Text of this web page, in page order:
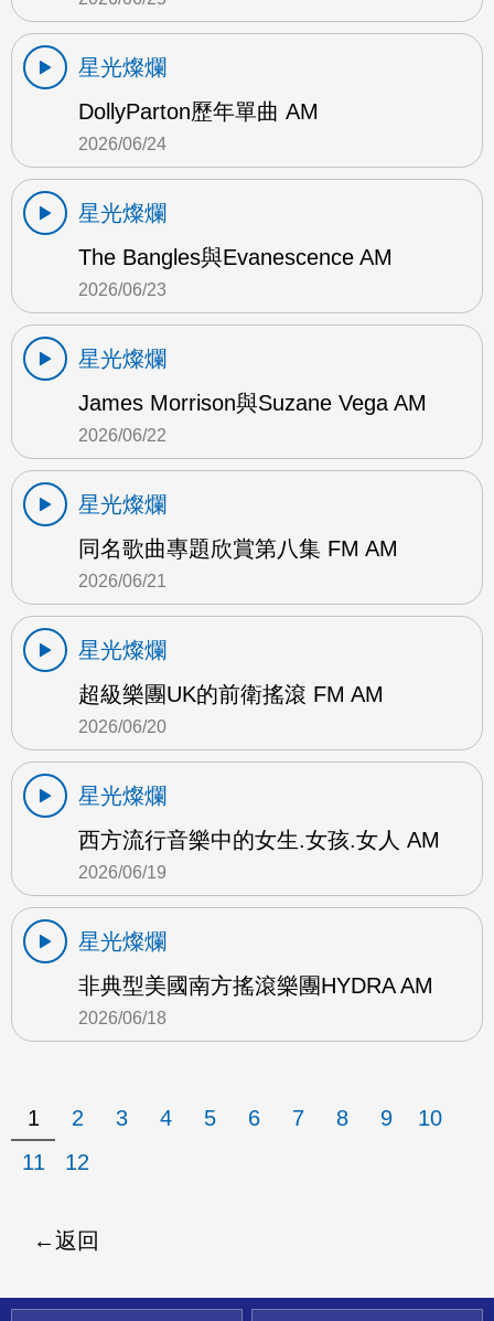
星光燦爛
DollyParton歷年單曲 AM
2026/06/24
星光燦爛
The Bangles與Evanescence AM
2026/06/23
星光燦爛
James Morrison與Suzane Vega AM
2026/06/22
星光燦爛
同名歌曲專題欣賞第八集 FM AM
2026/06/21
星光燦爛
超級樂團UK的前衛搖滾 FM AM
2026/06/20
星光燦爛
西方流行音樂中的女生.女孩.女人 AM
2026/06/19
星光燦爛
非典型美國南方搖滾樂團HYDRA AM
2026/06/18
1 2 3 4 5 6 7 8 9
10
11
12
返回